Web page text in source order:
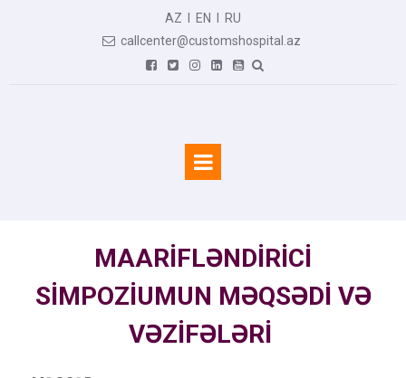
AZ EN RU
 callcenter@customshospital.az
     
MAARİFLƏNDİRİCİ
SİMPOZİUMUN MƏQSƏDİ VƏ
VƏZİFƏLƏRİ